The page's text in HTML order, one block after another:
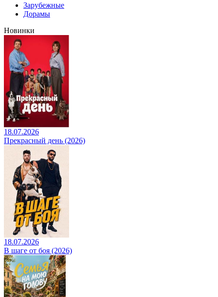
Зарубежные
Дорамы
Новинки
18.07.2026
Прекрасный день (2026)
18.07.2026
В шаге от боя (2026)